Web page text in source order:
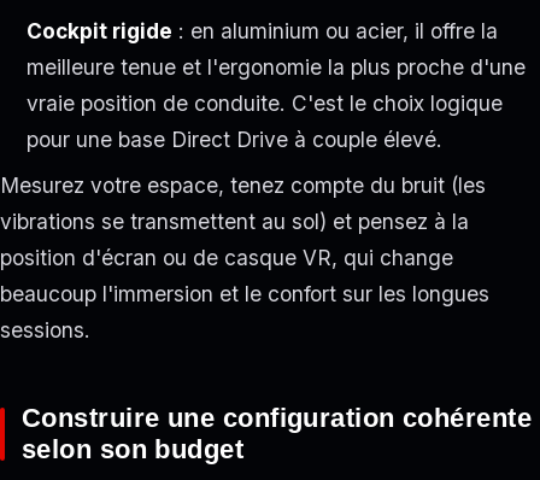
Cockpit rigide : en aluminium ou acier, il offre la
meilleure tenue et l'ergonomie la plus proche d'une
vraie position de conduite. C'est le choix logique
pour une base Direct Drive à couple élevé.
Mesurez votre espace, tenez compte du bruit (les
vibrations se transmettent au sol) et pensez à la
position d'écran ou de casque VR, qui change
beaucoup l'immersion et le confort sur les longues
sessions.
Construire une configuration cohérente
selon son budget